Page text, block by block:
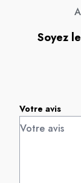
Soyez
Votre avis